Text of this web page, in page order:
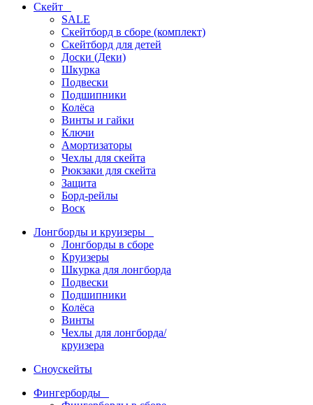
Скейт
SALE
Скейтборд в сборе (комплект)
Скейтборд для детей
Доски (Деки)
Шкурка
Подвески
Подшипники
Колёса
Винты и гайки
Ключи
Амортизаторы
Чехлы для скейта
Рюкзаки для скейта
Защита
Борд-рейлы
Воск
Лонгборды и круизеры
Лонгборды в сборе
Круизеры
Шкурка для лонгборда
Подвески
Подшипники
Колёса
Винты
Чехлы для лонгборда/
круизера
Сноускейты
Фингерборды